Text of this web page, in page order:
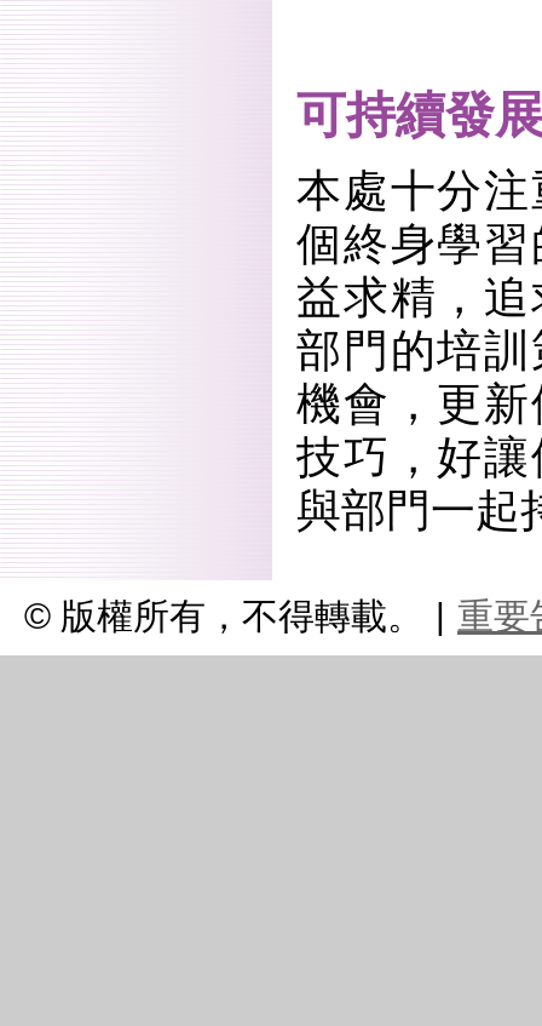
可持續發
本處十分
個終身學
益求精，
部門的培
機會，更
技巧，好
與部門一起
© 版權所有，不得轉載。 | 重要